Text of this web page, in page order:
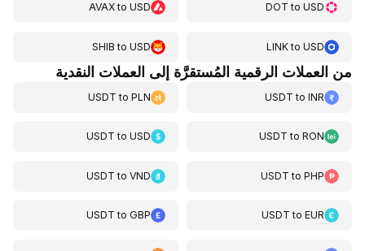
DOT toUSD
AVAXtoUSD
LINKtoUSD
SHIB toUSD
من العملات الرقمية المُستقرَّة إلى العملات النقدية
USDT toINR
USDT toPLN
USDT toRON
USDT toUSD
USDT toPHP
USDT toVND
USDT toEUR
USDT toGBP